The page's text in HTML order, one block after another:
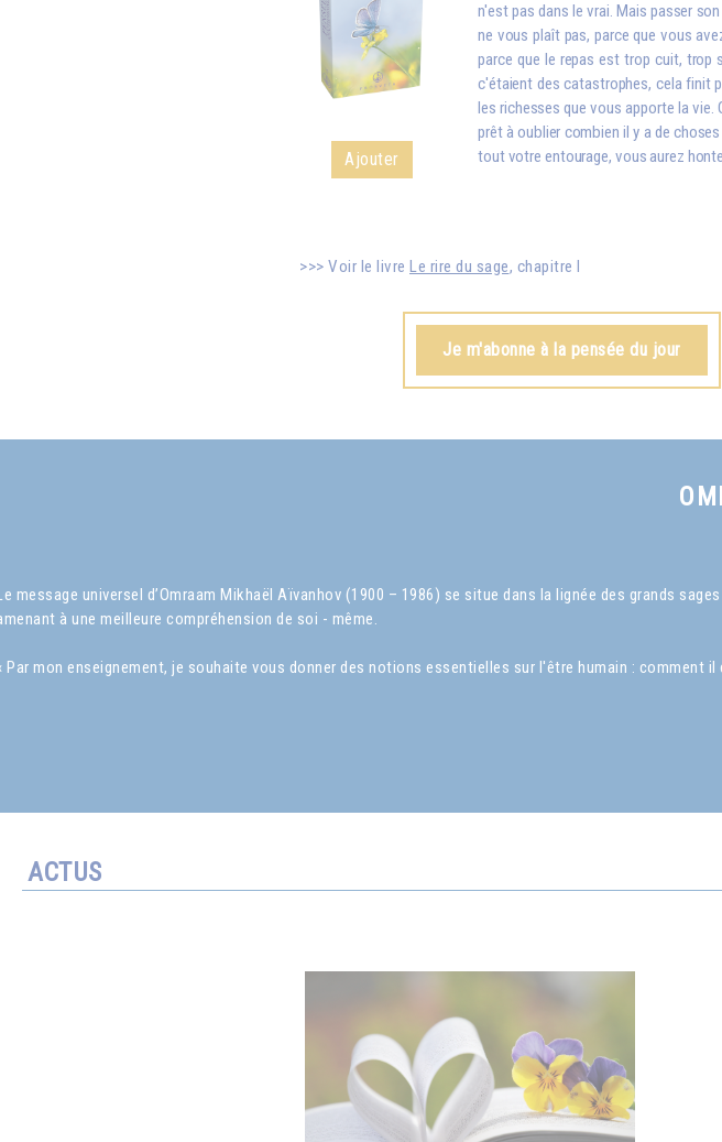
Ajouter
n'est pas dans le vrai. Mais passer
ne vous plaît pas, parce que vous
parce que le repas est trop cuit, trop
c'étaient des catastrophes, cela finit
les richesses que vous apporte la
prêt à oublier combien il y a de
tout votre entourage, vous aurez
Voir le livre Le rire du sage, chapitre I
Je m'abonne à la pensée du jour
message universel d’Omraam Mikhaël Aïvanhov (1900 – 1986) se situe dans la lignée des grands
à une meilleure compréhension de soi - même.
Par mon enseignement, je souhaite vous donner des notions essentielles sur l'être humain :
ACTUS